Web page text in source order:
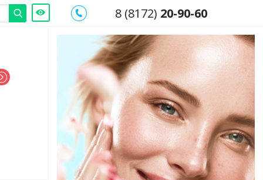
8 (8172) 20-90-60